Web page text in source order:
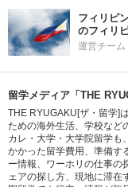
フィリピ
のフィリ
運営チーム
留学メディア「THE
THE RYUGAKU[ザ・留学]
ための海外生活、学校など
カレ・大学・大学院留学も
かかった留学費用、準備す
ー情報、ワーホリの仕事の
ェアの探し方、現地に滞在